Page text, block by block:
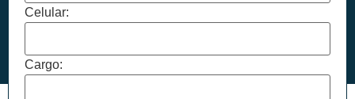
Celular:
Cargo: